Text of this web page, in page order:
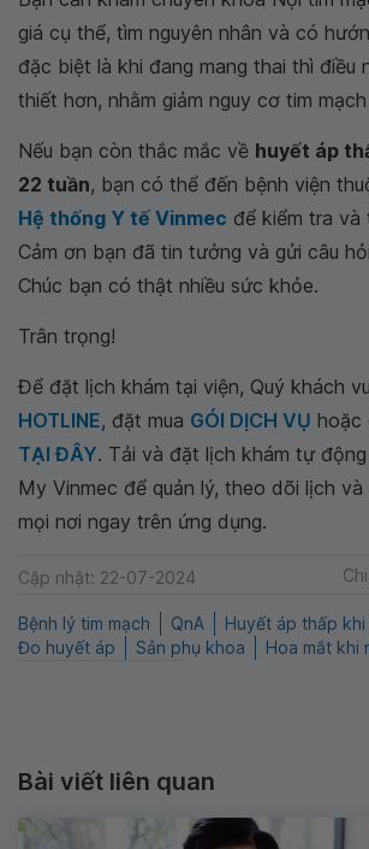
giá cụ thể, tìm nguyên nhân và có
đặc biệt là khi đang mang thai thì điều
thiết hơn, nhằm giảm nguy cơ tim
Nếu bạn còn thắc mắc về huyết áp
22 tuần, bạn có thể đến bệnh viện
Hệ thống Y tế Vinmec để kiểm tra và
Cảm ơn bạn đã tin tưởng và gửi câu
Chúc bạn có thật nhiều sức khỏe.
Trân trọng!
Để đặt lịch khám tại viện, Quý khách
HOTLINE, đặt mua GÓI DỊCH VỤ hoặc
TẠI ĐÂY. Tải và đặt lịch khám tự
My Vinmec để quản lý, theo dõi lịch
mọi nơi ngay trên ứng dụng.
Cập nhật: 22-07-2024
Bệnh lý tim mạch QnA
Huyết áp thấp khi
Đo huyết áp
Sản phụ khoa Hoa mắt khi
Bài viết liên quan